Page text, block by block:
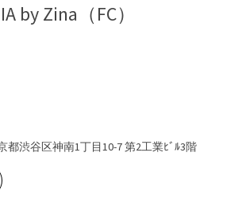
IA by Zina（FC）
都渋谷区神南1丁目10-7 第2工業ﾋﾞﾙ3階